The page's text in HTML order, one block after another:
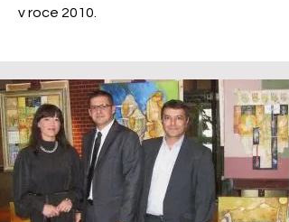
v roce 2010.